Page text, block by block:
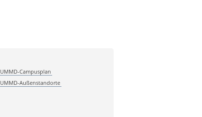
UMMD-Campusplan
UMMD-Außenstandorte